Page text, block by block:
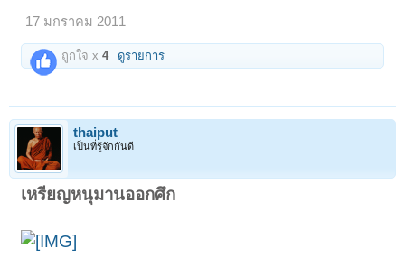
17 มกราคม 2011
ถูกใจ x4 ดูรายการ
thaiput
เป็นที่รู้จักกันดี
เหรียญหนุมานออกศึก